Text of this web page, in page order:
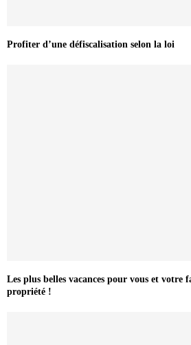
Profiter d’une défiscalisation selon la loi
Les plus belles vacances pour vous et
propriété !